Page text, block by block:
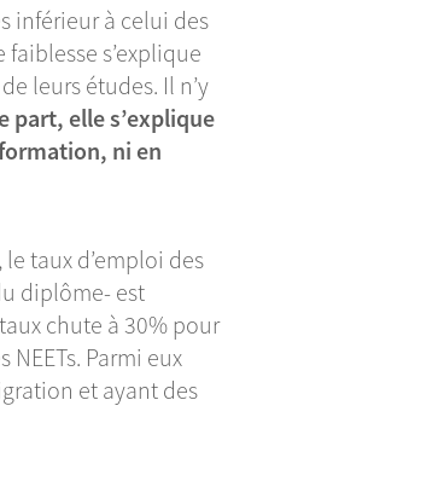
inférieur à celui des
s’explique
leurs études. Il n’y
part, elle s’explique
ni en
taux d’emploi des
diplôme- est
chute à 30% pour
Parmi eux
et ayant des